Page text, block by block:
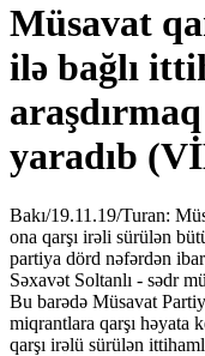
Müsavat
ilə bağlı
yaradıb
Bakı/19.11.19/Turan:
ona qarşı irəli sürülən
partiya dörd nəfərdən
Səxavət Soltanlı - sədr
Bu barədə Müsavat
miqrantlara qarşı həyata
qarşı irəlü sürülən